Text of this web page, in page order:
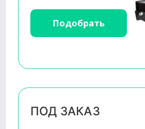
Подобрать
ПОД ЗАКАЗ